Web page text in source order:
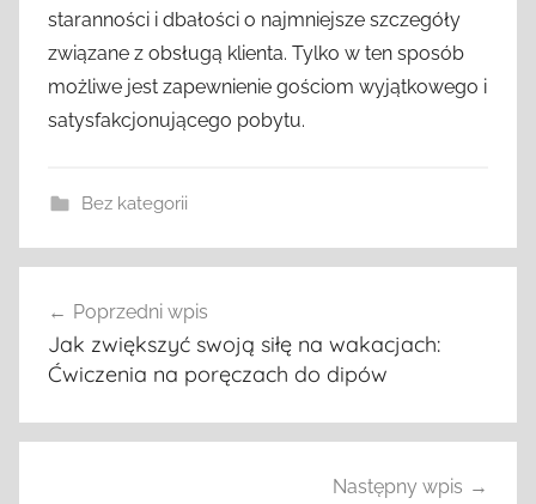
staranności i dbałości o najmniejsze szczegóły
związane z obsługą klienta. Tylko w ten sposób
możliwe jest zapewnienie gościom wyjątkowego i
satysfakcjonującego pobytu.
Bez kategorii
wpisu
Poprzedni wpis
Jak zwiększyć swoją siłę na wakacjach:
Ćwiczenia na poręczach do dipów
Następny wpis